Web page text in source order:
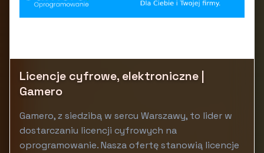
Licencje cyfrowe, elektroniczne |
Gamero
Gamero, z siedzibą w sercu Warszawy, to lider w
dostarczaniu licencji cyfrowych na
oprogramowanie. Nasza ofertę stanowią licencje